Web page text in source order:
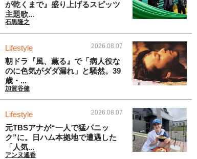
が乾くまで』盛り上げるスピッツ
主題歌...
石黒隆之
Lifestyle 2026.08.07
朝ドラ『風、薫る』で「病人役な
のに色気がダダ漏れ」と騒然。39
歳・...
加賀谷健
Lifestyle 2026.08.07
元TBSアナが“一人で猛パニッ
ク”に。日ハム本拠地で遭遇した
「人気...
アンヌ遙香